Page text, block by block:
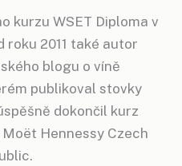
kurzu WSET Diploma v
roku 2011 také autor
blogu o víně
publikoval stovky
dokončil kurz
Hennessy Czech